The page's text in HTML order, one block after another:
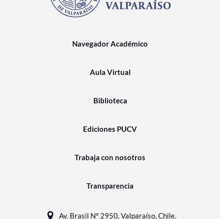
Navegador Académico
Aula Virtual
Biblioteca
Ediciones PUCV
Trabaja con nosotros
Transparencia
Av. Brasil N° 2950, Valparaíso, Chile.